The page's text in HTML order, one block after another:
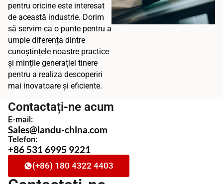
pentru oricine este interesat
de această industrie. Dorim
să servim ca o punte pentru a
umple diferența dintre
cunoștințele noastre practice
și mințile generației tinere
pentru a realiza descoperiri
mai inovatoare și eficiente.
Contactați-ne acum
E-mail:
Sales@landu-china.com
Telefon:
+86 531 6995 9221
(+86) 180 4322 4403